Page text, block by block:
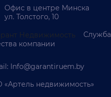
Офис в центре Минска
ул. Толстого, 10
Служба
компании
Info@garantiruem.by
недвижимость»